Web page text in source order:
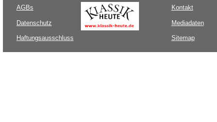
AGBs
Datenschutz
Haftungsausschluss
Kontakt
Mediadaten
Sitemap